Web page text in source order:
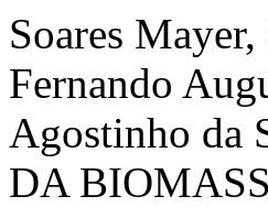
Soares
Fernando
Agostinho da
DA